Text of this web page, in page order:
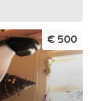
€ 500